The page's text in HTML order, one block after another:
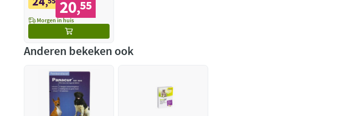
20,55
Morgen in huis
Anderen bekeken ook